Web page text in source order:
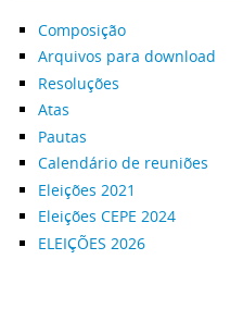
Composição
Arquivos para download
Resoluções
Atas
Pautas
Calendário de reuniões
Eleições 2021
Eleições CEPE 2024
ELEIÇÕES 2026